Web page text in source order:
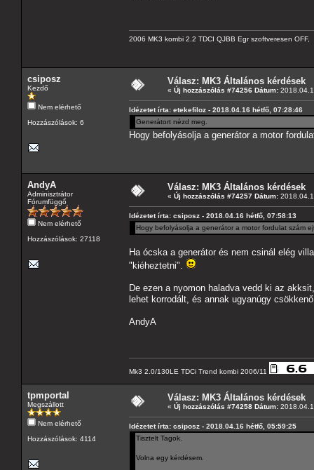
2006 MK3 kombi 2.2 TDCI QJBB Egr szoftveresen OFF,
csiposz
Kezdő
Nem elérhető
Hozzászólások: 6
Válasz: MK3 Általános kérdések
« Új hozzászólás #74256 Dátum:
Idézetet írta: etekefiloz - 2018.04.16 hétfő, 07:28:46
Generátort nézd meg.
Hogy befolyásolja a generátor a motor
AndyA
Adminisztrátor
Fórumfüggő
Nem elérhető
Hozzászólások: 27118
Válasz: MK3 Általános kérdések
« Új hozzászólás #74257 Dátum:
Idézetet írta: csiposz - 2018.04.16 hétfő, 07:58:13
Hogy befolyásolja a generátor a motor fordulat szám
Ha ócska a generátor és nem csinál elég
"kiéheztetni".
De ezen a nyomon haladva vedd ki az
lehet korrodált, és annak ugyanúgy
AndyA
Mk3 2.0/130LE TDCi Trend kombi 2006/11
tpmportal
Megszállott
Nem elérhető
Hozzászólások: 4114
Válasz: MK3 Általános kérdések
« Új hozzászólás #74258 Dátum:
Idézetet írta: csiposz - 2018.04.16 hétfő, 05:59:25
Tisztelt Tagok.
Volna egy kérdésem.